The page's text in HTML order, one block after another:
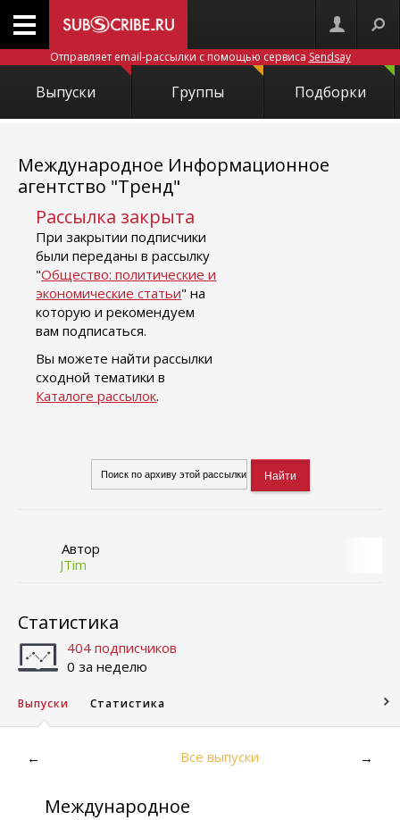
Отправляет email-рассылки с помощью сервиса Sendsay
Выпуски Группы Подборки
Международное Информационное
агентство "Тренд"
Рассылка закрыта
При закрытии подписчики
были переданы в рассылку
"Общество: политические и
экономические статьи" на
которую и рекомендуем
вам подписаться.
Вы можете найти рассылки
сходной тематики в
Каталоге рассылок.
Автор
JTim
Статистика
404 подписчиков
0 за неделю
Выпуски Статистика
← Все выпуски →
Международное